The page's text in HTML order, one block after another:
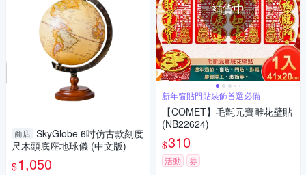
商店 SkyGlobe 6吋仿古款刻度
尺木頭底座地球儀 (中文版)
$1,050
補貨中
新年窗貼門貼裝飾首選必備
【COMET】毛氈元寶雕花壁貼
(NB22624)
$310
活動 券